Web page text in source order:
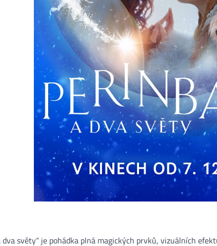
dva světy“ je pohádka plná magických prvků, vizuálních